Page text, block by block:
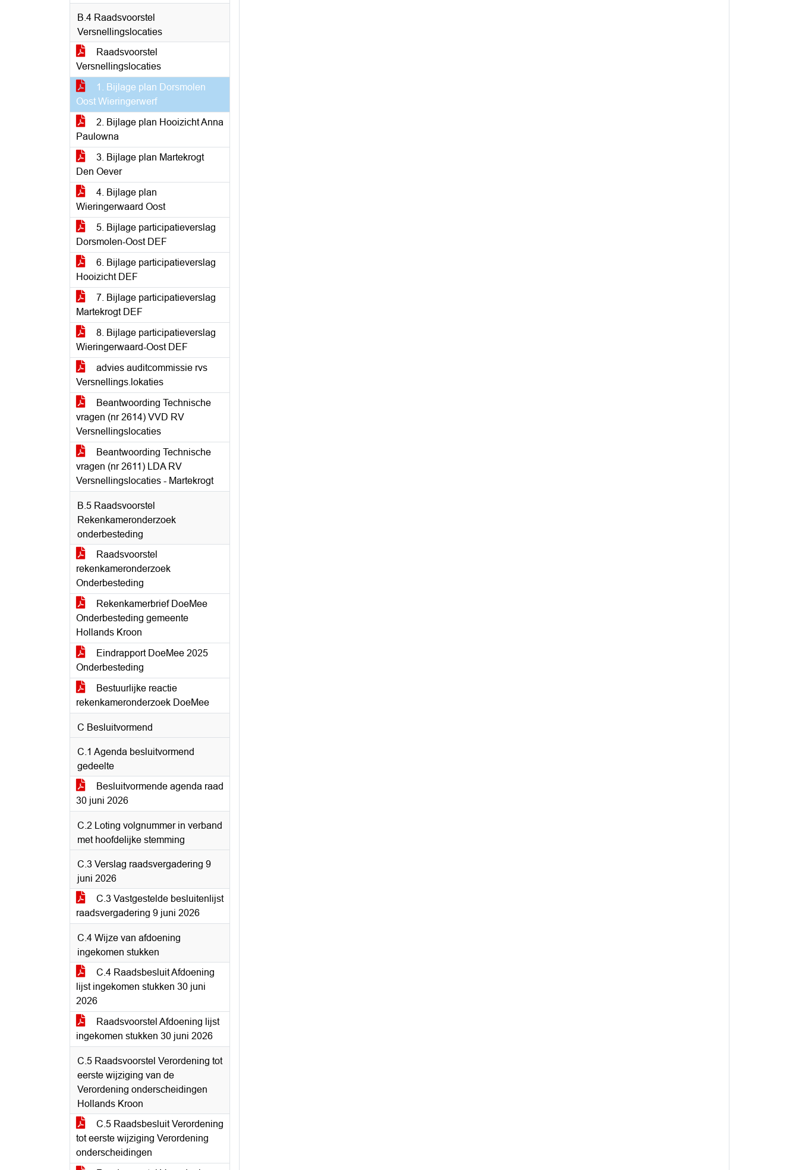
B.4 Raadsvoorstel
Versnellingslocaties
Raadsvoorstel
Versnellingslocaties
1. Bijlage plan Dorsmolen
Oost Wieringerwerf
2. Bijlage plan Hooizicht Anna
Paulowna
3. Bijlage plan Martekrogt
Den Oever
4. Bijlage plan
Wieringerwaard Oost
5. Bijlage participatieverslag
Dorsmolen-Oost DEF
6. Bijlage participatieverslag
Hooizicht DEF
7. Bijlage participatieverslag
Martekrogt DEF
8. Bijlage participatieverslag
Wieringerwaard-Oost DEF
advies auditcommissie rvs
Versnellings.lokaties
Beantwoording Technische
vragen (nr 2614) VVD RV
Versnellingslocaties
Beantwoording Technische
vragen (nr 2611) LDA RV
Versnellingslocaties - Martekrogt
B.5 Raadsvoorstel
Rekenkameronderzoek
onderbesteding
Raadsvoorstel
rekenkameronderzoek
Onderbesteding
Rekenkamerbrief DoeMee
Onderbesteding gemeente
Hollands Kroon
Eindrapport DoeMee 2025
Onderbesteding
Bestuurlijke reactie
rekenkameronderzoek DoeMee
C Besluitvormend
C.1 Agenda besluitvormend
gedeelte
Besluitvormende agenda raad
30 juni 2026
C.2 Loting volgnummer in verband
met hoofdelijke stemming
C.3 Verslag raadsvergadering 9
juni 2026
C.3 Vastgestelde besluitenlijst
raadsvergadering 9 juni 2026
C.4 Wijze van afdoening
ingekomen stukken
C.4 Raadsbesluit Afdoening
lijst ingekomen stukken 30 juni
2026
Raadsvoorstel Afdoening lijst
ingekomen stukken 30 juni 2026
C.5 Raadsvoorstel Verordening tot
eerste wijziging van de
Verordening onderscheidingen
Hollands Kroon
C.5 Raadsbesluit Verordening
tot eerste wijziging Verordening
onderscheidingen